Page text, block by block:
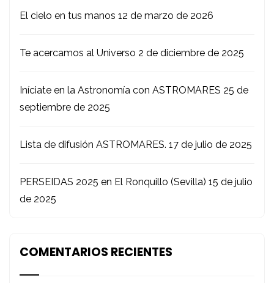
El cielo en tus manos 12 de marzo de 2026
Te acercamos al Universo 2 de diciembre de 2025
Iníciate en la Astronomía con ASTROMARES 25 de
septiembre de 2025
Lista de difusión ASTROMARES. 17 de julio de 2025
PERSEIDAS 2025 en El Ronquillo (Sevilla) 15 de julio
de 2025
COMENTARIOS RECIENTES